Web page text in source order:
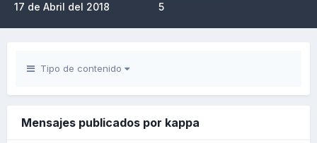
17 de Abril del 2018 5
Tipo de contenido
Mensajes publicados por kappa